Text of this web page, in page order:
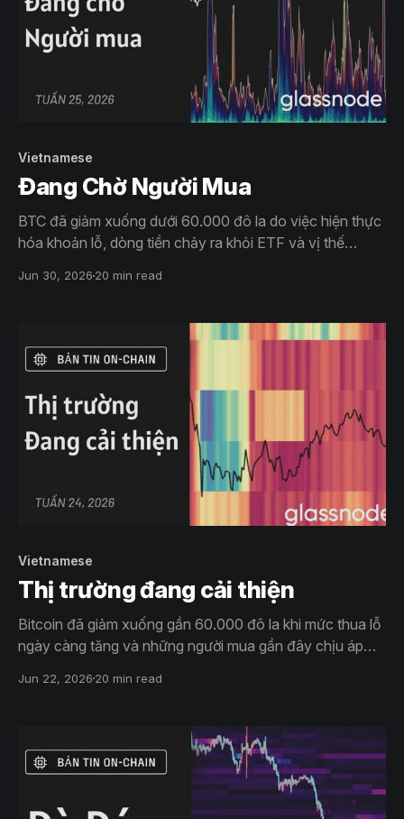
Vietnamese
Đang Chờ Người Mua
BTC đã giảm xuống dưới 60.000 đô la do việc hiện thực
hóa khoản lỗ, dòng tiền chảy ra khỏi ETF và vị thế
lý thị trường. Mặc dù có những dấu hiệu ngày càng rõ rệt
Jun 30, 2026 20 min read
Vietnamese
Thị trường đang cải thiện
Bitcoin đã giảm xuống gần 60.000 đô la khi mức thua lỗ
ngày càng tăng và những người mua gần đây chịu áp
mua thụ động mạnh mẽ hơn và những người nắm giữ
Jun 22, 2026 20 min read